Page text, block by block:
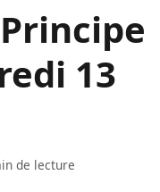
13
de lecture